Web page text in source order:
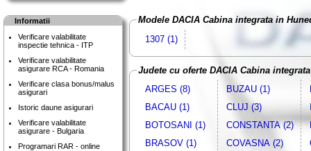
Informatii
Verificare valabilitate
inspectie tehnica - ITP
Verificare valabilitate
asigurare RCA - Romania
Verificare clasa bonus/malus
asigurari
Istoric daune asigurari
Verificare valabilitate
asigurare - Bulgaria
Programari RAR - online
Modele DACIA Cabina integrata in
1307 (1)
Judete cu oferte DACIA Cabina integrata
ARGES (8)
BACAU (1)
BOTOSANI (1)
BRASOV (1)
BUZAU (1)
CLUJ (3)
CONSTANTA (2)
COVASNA (2)